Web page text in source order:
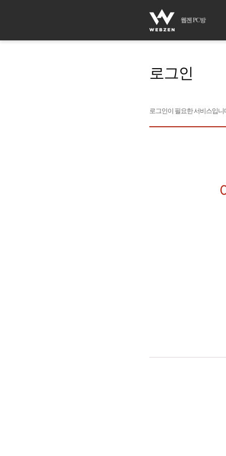
웹젠 PC방
로그인
로그인이 필요한 서비스입